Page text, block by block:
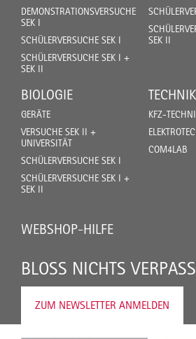
DEMONSTRATIONSVERSUCHE
SEK I
SCHÜLERVERSUCHE SEK I
SCHÜLERVERSUCHE SEK I +
SEK II
SEK II
BIOLOGIE
GERÄTE
VERSUCHE SEK II +
UNIVERSITÄT
SCHÜLERVERSUCHE SEK I
SCHÜLERVERSUCHE SEK I +
SEK II
TECHNIK
KFZ-
COM4LAB
WEBSHOP-HILFE
BLOSS NICHTS
ZUM NEWSLETTER ANMELDEN